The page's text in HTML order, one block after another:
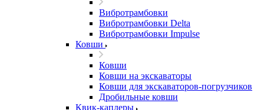
Вибротрамбовки
Вибротрамбовки Delta
Вибротрамбовки Impulse
Ковши
Ковши
Ковши на экскаваторы
Ковши для экскаваторов-погрузчиков
Дробильные ковши
Квик-каплеры